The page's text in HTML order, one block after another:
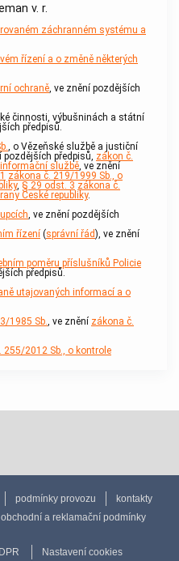
v. r.
záchranném systému a
řízení a o změně některých
ochraně , ve znění pozdějších
činnosti, výbušninách a státní
předpisů.
, o Vězeňské službě a justiční
předpisů, zákon č.
službě , ve znění
zákona č. 219/1999 Sb., o
, § 29 odst. 3 zákona č.
České republiky.
, ve znění pozdějších
řízení (správní řád), ve znění
poměru příslušníků Policie
předpisů.
utajovaných informací a o
1985 Sb. , ve znění zákona č.
255/2012 Sb., o kontrole
podmínky provozu
kontakty
obchodní a reklamační podmínky
Nastavení cookies